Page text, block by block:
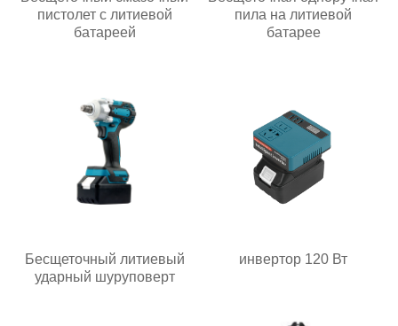
пистолет с литиевой
батареей
пила на литиевой
батарее
Бесщеточный литиевый
ударный шуруповерт
инвертор 120 Вт